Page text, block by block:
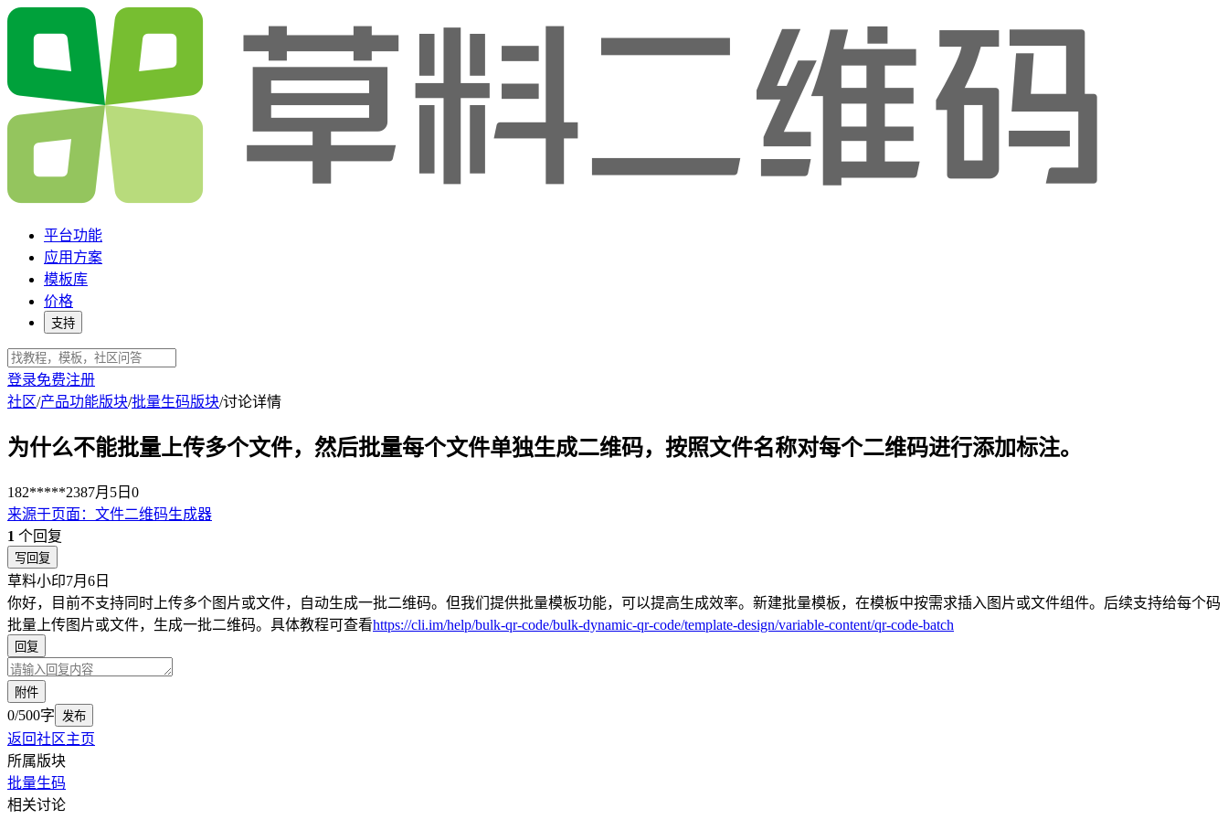
平台功能
应用方案
模板库
价格
支持
登录免费注册
社区/产品功能版块/批量生码版块/讨论详情
为什么不能批量上传多个文件，然后批量每个文件单独生成二维码，按照文件名称对每个二维码进行添加标注。
182*****2387月5日 0
来源于页面 ： 文件二维码生成器
1 个回复
写回复
草料小印7月6日
你好，目前不支持同时上传多个图片或文件，自动生成一批二维码。但我们提供批量模板功能，可以提高生成效率。新建批量模板，在模板中按需求插入图片或文件组件。后续支持给每个码
批量上传图片或文件，生成一批二维码。具体教程可查看https://cli.im/help/bulk-qr-code/bulk-dynamic-qr-code/template-design/variable-content/qr-code-batch
回复
附件
0/500字 发布
返回社区主页
所属版块
批量生码
相关讨论